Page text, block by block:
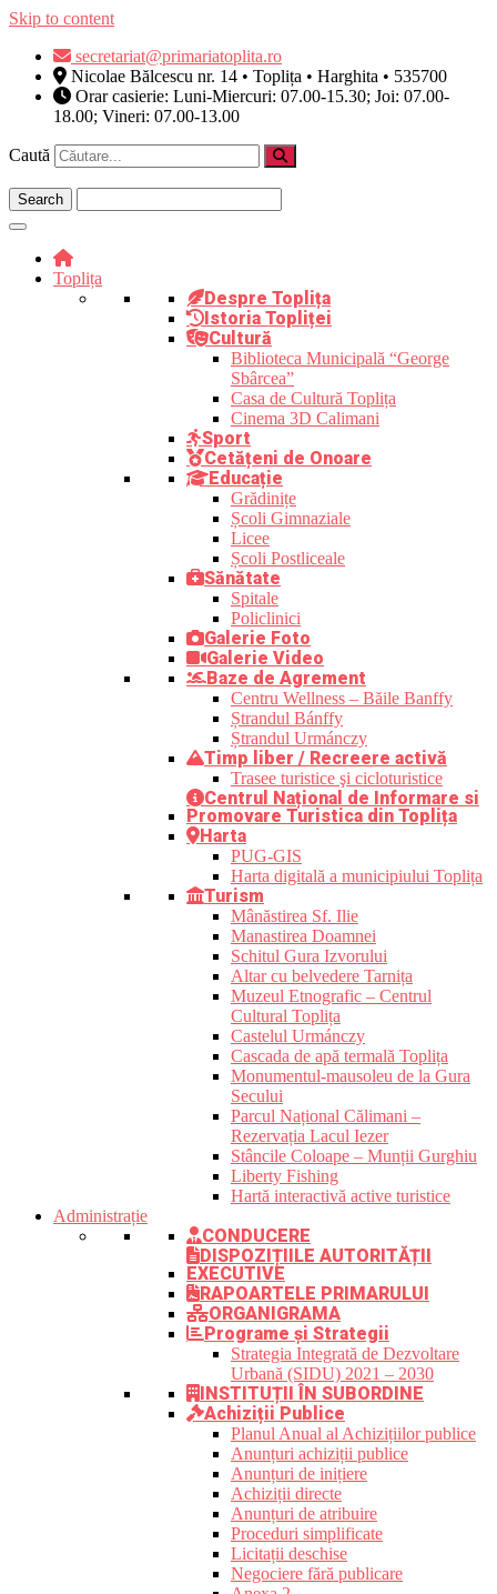
Skip to content
secretariat@primariatoplita.ro
Nicolae Bălcescu nr. 14 • Toplița • Harghita • 535700
Orar casierie: Luni-Miercuri: 07.00-15.30; Joi: 07.00-
18.00; Vineri: 07.00-13.00
Caută
Toplița
Despre Toplița
Istoria Topliței
Cultură
Biblioteca Municipală “George
Sbârcea”
Casa de Cultură Toplița
Cinema 3D Calimani
Sport
Cetățeni de Onoare
Educație
Grădinițe
Școli Gimnaziale
Licee
Școli Postliceale
Sănătate
Spitale
Policlinici
Galerie Foto
Galerie Video
Baze de Agrement
Centru Wellness – Băile Banffy
Ștrandul Bánffy
Ștrandul Urmánczy
Timp liber / Recreere activă
Trasee turistice şi cicloturistice
Centrul Național de Informare si
Promovare Turistica din Toplița
Harta
PUG-GIS
Harta digitală a municipiului Toplița
Turism
Mânăstirea Sf. Ilie
Manastirea Doamnei
Schitul Gura Izvorului
Altar cu belvedere Tarnița
Muzeul Etnografic – Centrul
Cultural Toplița
Castelul Urmánczy
Cascada de apă termală Toplița
Monumentul-mausoleu de la Gura
Secului
Parcul Național Călimani –
Rezervația Lacul Iezer
Stâncile Coloape – Munții Gurghiu
Liberty Fishing
Hartă interactivă active turistice
Administrație
CONDUCERE
DISPOZIȚIILE AUTORITĂȚII
EXECUTIVE
RAPOARTELE PRIMARULUI
ORGANIGRAMA
Programe și Strategii
Strategia Integrată de Dezvoltare
Urbană (SIDU) 2021 – 2030
INSTITUȚII ÎN SUBORDINE
Achiziții Publice
Planul Anual al Achizițiilor publice
Anunțuri achiziții publice
Anunțuri de inițiere
Achiziții directe
Anunțuri de atribuire
Proceduri simplificate
Licitații deschise
Negociere fără publicare